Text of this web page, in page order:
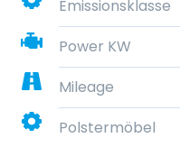
Emissionsklasse
Power KW
Mileage
Polstermöbel